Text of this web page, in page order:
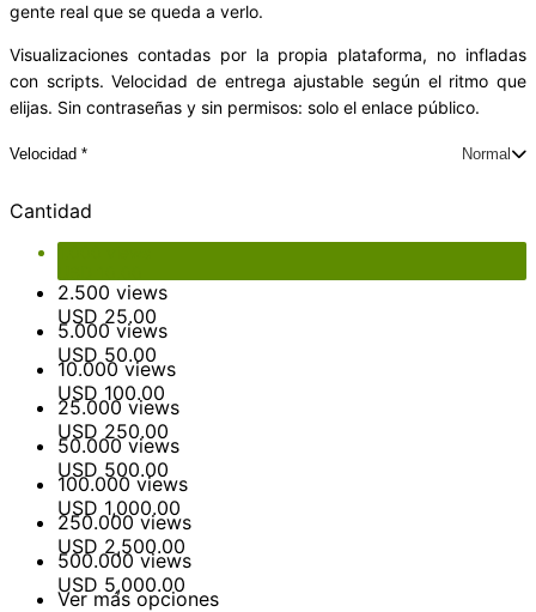
gente real que se queda a verlo.
Visualizaciones contadas por la propia plataforma, no infladas
con scripts. Velocidad de entrega ajustable según el ritmo que
elijas. Sin contraseñas y sin permisos: solo el enlace público.
Velocidad *
Normal
Total de las opciones
USD 10.00
Cantidad
2.500 views
USD 25.00
5.000 views
USD 50.00
10.000 views
USD 100.00
25.000 views
USD 250.00
50.000 views
USD 500.00
100.000 views
USD 1,000.00
250.000 views
USD 2,500.00
500.000 views
USD 5,000.00
Ver más opciones